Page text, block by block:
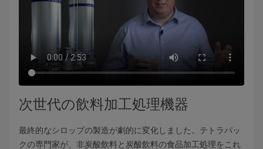
次世代の飲料加工処理機器
最終的なシロップの製造が劇的に変化しました。テトラパッ
クの専門家が、非炭酸飲料と炭酸飲料の食品加工処理をこれ